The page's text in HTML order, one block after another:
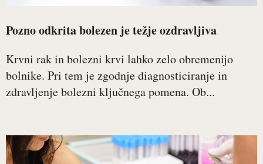
Pozno odkrita bolezen je težje ozdravljiva
Krvni rak in bolezni krvi lahko zelo obremenijo
bolnike. Pri tem je zgodnje diagnosticiranje in
zdravljenje bolezni ključnega pomena. Ob...